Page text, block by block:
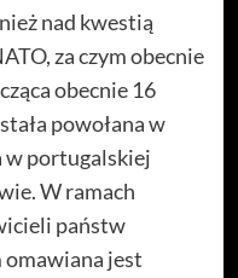
nad kwestią
za czym obecnie
obecnie 16
powołana w
w portugalskiej
W ramach
państw
omawiana jest